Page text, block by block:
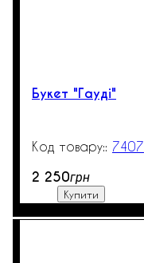
Букет "Гауді"
7407
2 250грн
Купити